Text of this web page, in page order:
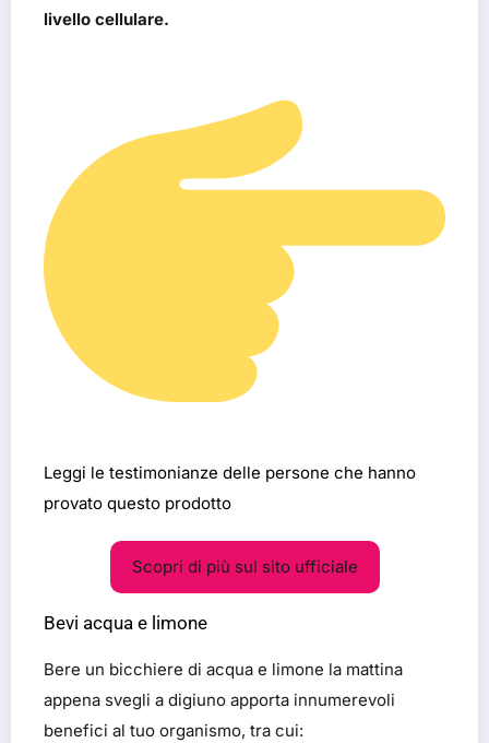
livello cellulare.
Leggi le testimonianze delle persone che hanno
provato questo prodotto
Scopri di più sul sito ufficiale
Bevi acqua e limone
Bere un bicchiere di acqua e limone la mattina
appena svegli a digiuno apporta innumerevoli
benefici al tuo organismo, tra cui: